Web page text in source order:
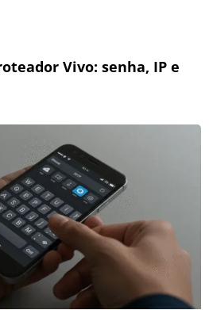
Vivo: senha, IP e